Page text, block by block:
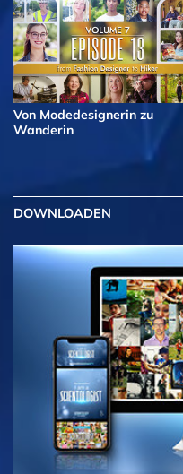
Von Modedesignerin zu
Wanderin
DOWNLOADEN